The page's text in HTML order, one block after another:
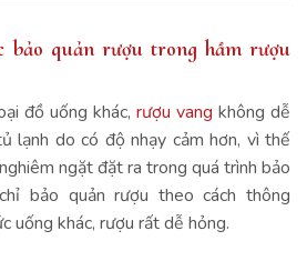
bảo quản rượu trong hầm rượu
đồ uống khác, rượu vang không dễ
lạnh do có độ nhạy cảm hơn, vì thế
ngặt đặt ra trong quá trình bảo
bảo quản rượu theo cách thông
uống khác, rượu rất dễ hỏng.